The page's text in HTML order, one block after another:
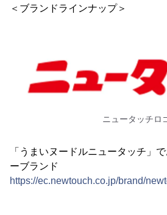
＜ブランドラインナップ＞
ニュータッチロ
「うまいヌードルニュータッチ」
ーブランド
https://ec.newtouch.co.jp/brand/